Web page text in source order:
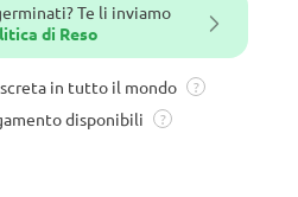
Te li inviamo
di Reso
in tutto il mondo ?
disponibili ?